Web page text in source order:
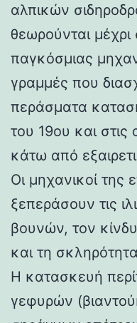
αλπικών
θεωρούνται
παγκόσμιας
γραμμές που
περάσματα
του 19ου και
κάτω από
Οι μηχανικοί της
ξεπεράσουν τις
βουνών, τον
και τη
Η κατασκευή
γεφυρών